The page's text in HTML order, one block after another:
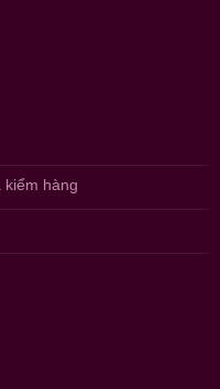
kiểm hàng